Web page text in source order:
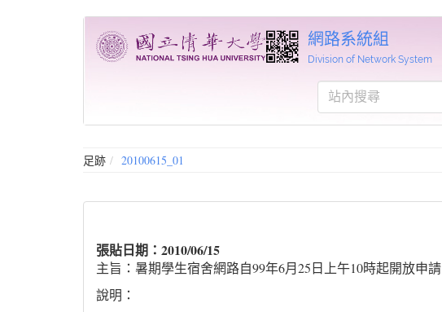
網路系統組
Division of Network System
足跡 20100615_01
張貼日期：2010/06/15
主旨：暑期學生宿舍網路自99年6月25日上午10時起開放申請
說明：